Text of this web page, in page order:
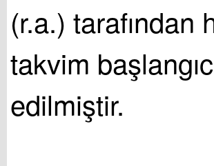
(r.a.) tarafından
takvim
edilmiştir.